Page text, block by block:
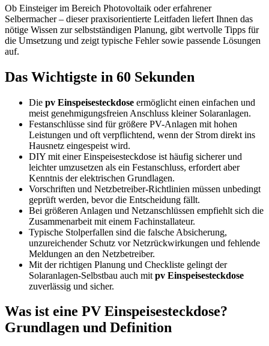
Ob Einsteiger im Bereich Photovoltaik oder erfahrener
Selbermacher – dieser praxisorientierte Leitfaden liefert Ihnen das
nötige Wissen zur selbstständigen Planung, gibt wertvolle Tipps für
die Umsetzung und zeigt typische Fehler sowie passende Lösungen
auf.
Das Wichtigste in 60 Sekunden
Die pv Einspeisesteckdose ermöglicht einen einfachen und
meist genehmigungsfreien Anschluss kleiner Solaranlagen.
Festanschlüsse sind für größere PV-Anlagen mit hohen
Leistungen und oft verpflichtend, wenn der Strom direkt ins
Hausnetz eingespeist wird.
DIY mit einer Einspeisesteckdose ist häufig sicherer und
leichter umzusetzen als ein Festanschluss, erfordert aber
Kenntnis der elektrischen Grundlagen.
Vorschriften und Netzbetreiber-Richtlinien müssen unbedingt
geprüft werden, bevor die Entscheidung fällt.
Bei größeren Anlagen und Netzanschlüssen empfiehlt sich die
Zusammenarbeit mit einem Fachinstallateur.
Typische Stolperfallen sind die falsche Absicherung,
unzureichender Schutz vor Netzrückwirkungen und fehlende
Meldungen an den Netzbetreiber.
Mit der richtigen Planung und Checkliste gelingt der
Solaranlagen-Selbstbau auch mit pv Einspeisesteckdose
zuverlässig und sicher.
Was ist eine PV Einspeisesteckdose?
Grundlagen und Definition